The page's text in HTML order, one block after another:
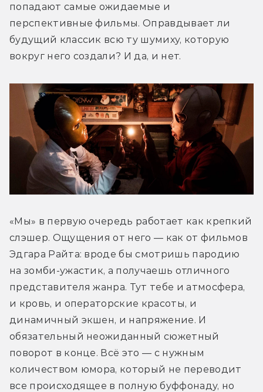
попадают самые ожидаемые и
перспективные фильмы. Оправдывает ли
будущий классик всю ту шумиху, которую
вокруг него создали? И да, и нет.
«Мы» в первую очередь работает как крепкий
слэшер. Ощущения от него — как от фильмов
Эдгара Райта: вроде бы смотришь пародию
на зомби-ужастик, а получаешь отличного
представителя жанра. Тут тебе и атмосфера,
и кровь, и операторские красоты, и
динамичный экшен, и напряжение. И
обязательный неожиданный сюжетный
поворот в конце. Всё это — с нужным
количеством юмора, который не переводит
все происходящее в полную буффонаду, но